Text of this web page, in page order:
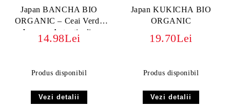
Japan BANCHA BIO
ORGANIC – Ceai Verde
Japonez Autentic din
Kagoshima
14.98Lei
Produs disponibil
Vezi detalii
Japan KUKICHA BIO
ORGANIC
19.70Lei
Produs disponibil
Vezi detalii